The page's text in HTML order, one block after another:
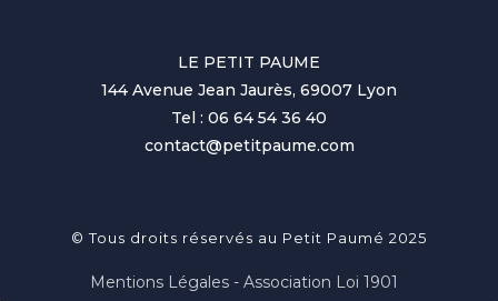
LE PETIT PAUME
144 Avenue Jean Jaurès, 69007 Lyon
Tel : 06 64 54 36 40
contact@petitpaume.com
© Tous droits réservés au Petit Paumé 2025
Mentions Légales - Association Loi 1901